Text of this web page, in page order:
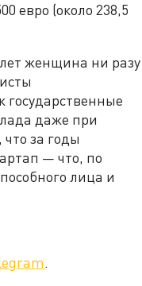
евро (около 238,5
женщина ни разу
государственные
даже при
за годы
— что, по
лица и
.